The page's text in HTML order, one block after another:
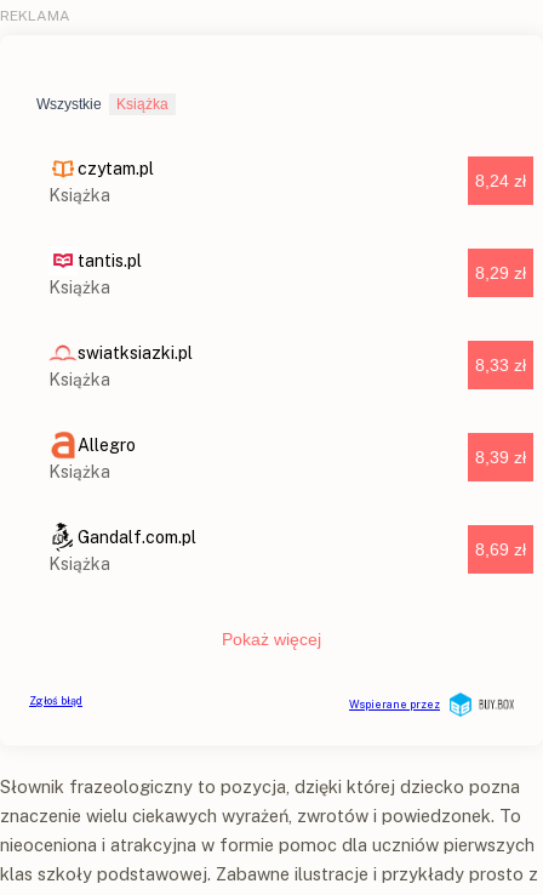
Słownik frazeologiczny to pozycja, dzięki której dziecko pozna
znaczenie wielu ciekawych wyrażeń, zwrotów i powiedzonek. To
nieoceniona i atrakcyjna w formie pomoc dla uczniów pierwszych
klas szkoły podstawowej. Zabawne ilustracje i przykłady prosto z